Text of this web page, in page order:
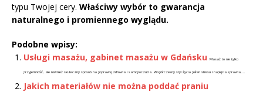
typu Twojej cery. Właściwy wybór to gwarancja
naturalnego i promiennego wyglądu.
Podobne wpisy:
Usługi masażu, gabinet masażu w Gdańsku
Masaż to nie tylko
przyjemność, ale również skuteczny sposób na poprawę zdrowia i samopoczucia. Współczesny styl życia pełen stresu i napięcia sprawia,...
Jakich materiałów nie można poddać praniu